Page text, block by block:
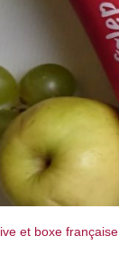
et boxe française